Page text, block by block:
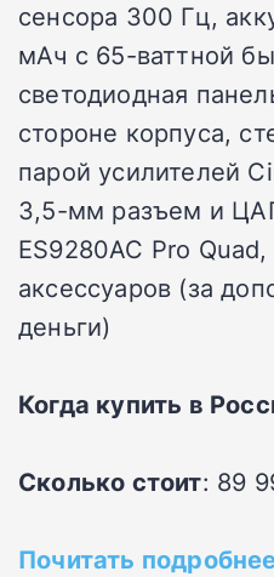
сенсора 300 Гц,
мАч с 65-ваттной
светодиодная
стороне корпуса,
парой усилителей
3,5-мм разъем и
ES9280AC Pro
аксессуаров (за
деньги)
Когда купить в
Сколько стоит: 89
Почитать